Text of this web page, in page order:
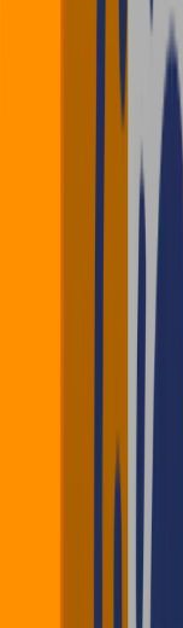
A chave para o
Portanto, a partir
realizadas para cada
mesas e reservas é
Por isso, estabeleça
sistema eficiente
problemas para
pacotes especiais de
e permita reservas
Cardápios
Desenvolver pratos
comemorativas
A inovação no
vai sair da
quem não gosta de
a criatividade com a
evitar sobrecarga
Cadastro
Quem tem dados,
para personalizar